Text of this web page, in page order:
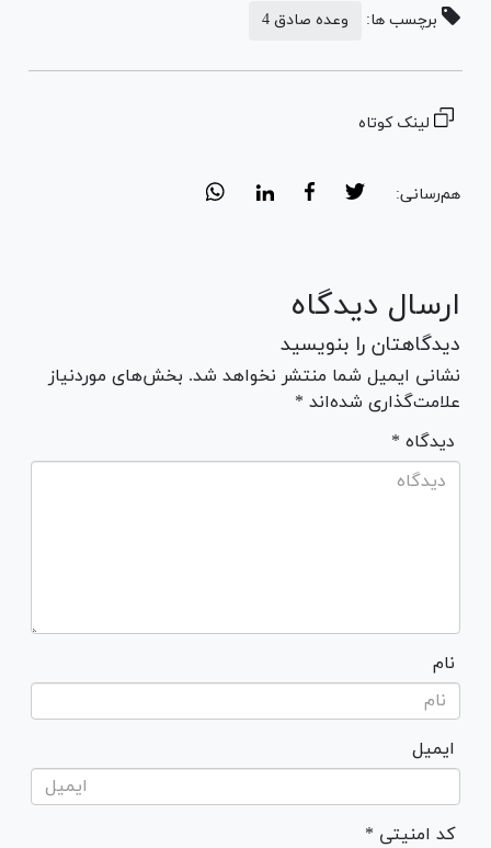
برچسب ها: وعده صادق 4
لینک کوتاه
هم‌رسانی:
ارسال دیدگاه
دیدگاهتان را بنویسید
نشانی ایمیل شما منتشر نخواهد شد. بخش‌های موردنیاز
علامت‌گذاری شده‌اند *
* دیدگاه
نام
ایمیل
* کد امنیتی